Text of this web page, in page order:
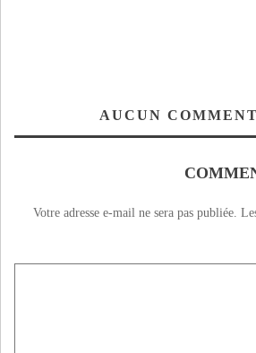
AUCUN
Votre adresse e-mail ne sera pas publiée.